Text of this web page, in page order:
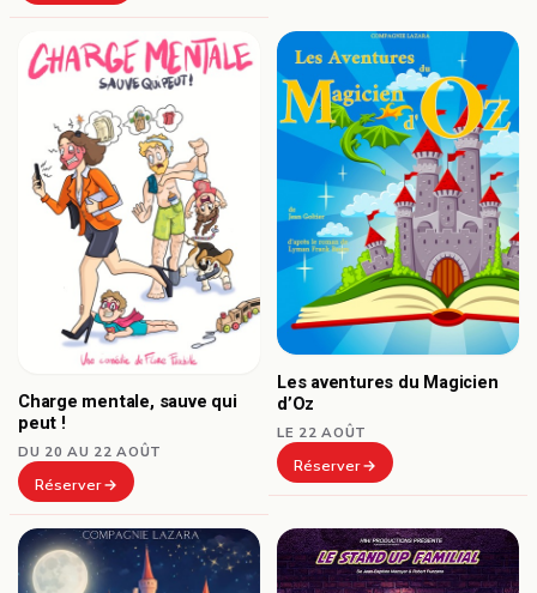
Charge mentale, sauve qui
peut !
DU 20 AU 22 AOÛT
Réserver
Les aventures du Magicien
d’Oz
LE 22 AOÛT
Réserver